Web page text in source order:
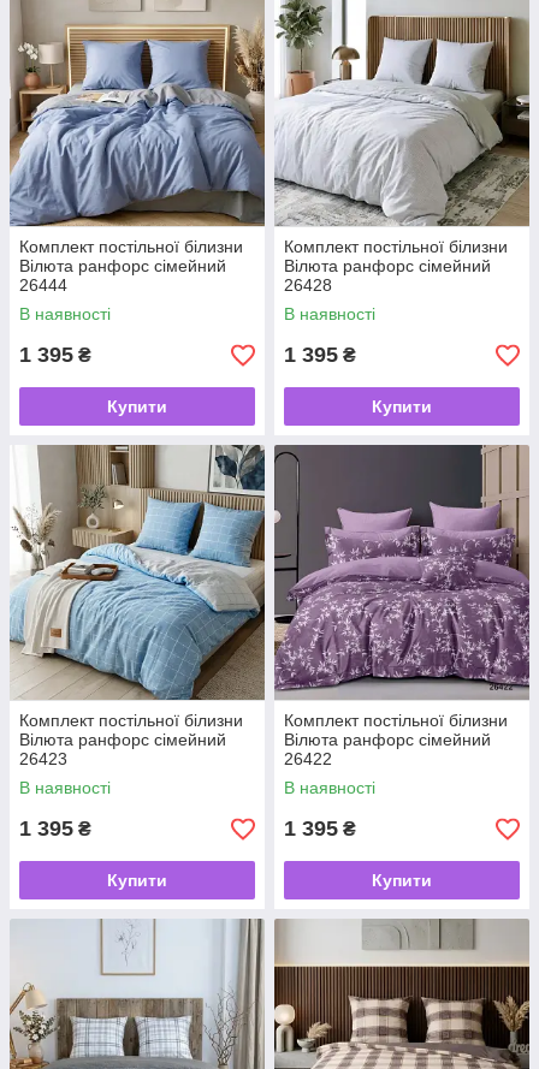
Комплект постільної білизни
Вілюта ранфорс сімейний
26444
В наявності
1 395 ₴
Купити
Комплект постільної білизни
Вілюта ранфорс сімейний
26428
В наявності
1 395 ₴
Купити
Комплект постільної білизни
Вілюта ранфорс сімейний
26423
В наявності
1 395 ₴
Купити
Комплект постільної білизни
Вілюта ранфорс сімейний
26422
В наявності
1 395 ₴
Купити